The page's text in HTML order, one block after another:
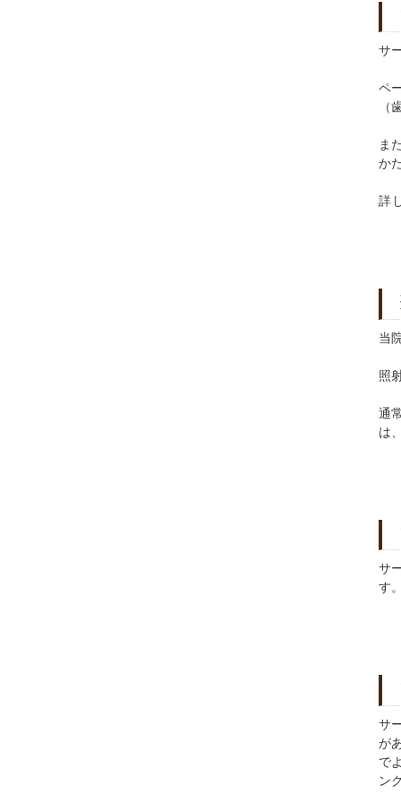
サ
ペ
（
ま
か
詳
当
照
通
は
サ
す
サ
が
で
ン